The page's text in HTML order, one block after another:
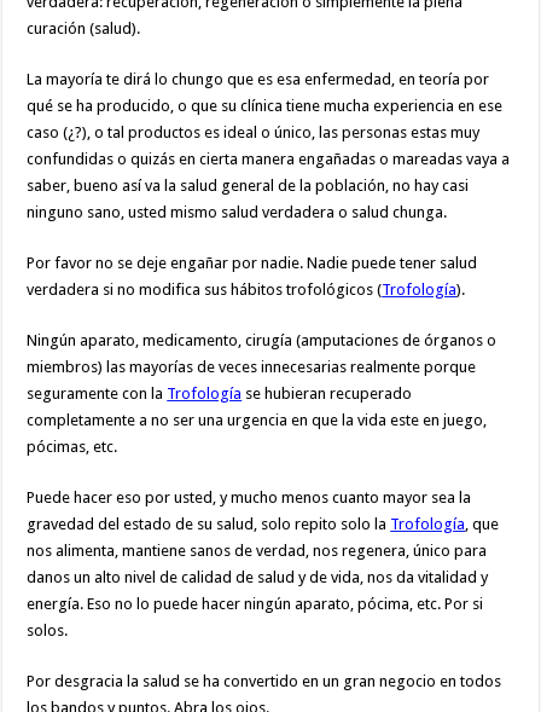
curación (salud).
La mayoría te dirá lo chungo que es esa enfermedad, en teoría por
qué se ha producido, o que su clínica tiene mucha experiencia en ese
caso (¿?), o tal productos es ideal o único, las personas estas muy
confundidas o quizás en cierta manera engañadas o mareadas vaya a
saber, bueno así va la salud general de la población, no hay casi
ninguno sano, usted mismo salud verdadera o salud chunga.
Por favor no se deje engañar por nadie. Nadie puede tener salud
verdadera si no modifica sus hábitos trofológicos (Trofología).
Ningún aparato, medicamento, cirugía (amputaciones de órganos o
miembros) las mayorías de veces innecesarias realmente porque
seguramente con la Trofología se hubieran recuperado
completamente a no ser una urgencia en que la vida este en juego,
pócimas, etc.
Puede hacer eso por usted, y mucho menos cuanto mayor sea la
gravedad del estado de su salud, solo repito solo la Trofología, que
nos alimenta, mantiene sanos de verdad, nos regenera, único para
danos un alto nivel de calidad de salud y de vida, nos da vitalidad y
energía. Eso no lo puede hacer ningún aparato, pócima, etc. Por si
solos.
Por desgracia la salud se ha convertido en un gran negocio en todos
los bandos y puntos. Abra los ojos.